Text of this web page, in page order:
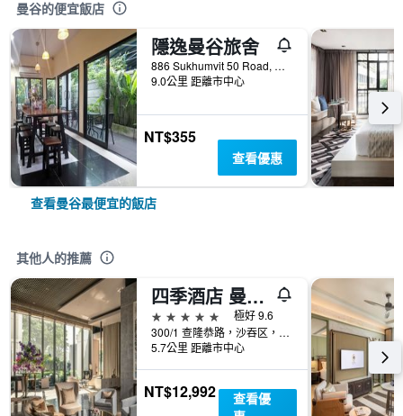
曼谷的便宜飯店
隱逸曼谷旅舍
886 Sukhumvit 50 Road, 曼谷, 泰國
9.0公里 距離市中心
NT$355
查看優惠
查看曼谷最便宜的飯店
其他人的推薦
四季酒店 曼谷湄南河四季酒店
5星級
極好 9.6
300/1 查隆恭路，沙吞区，曼谷, 曼谷, 泰國
5.7公里 距離市中心
NT$12,992
查看優